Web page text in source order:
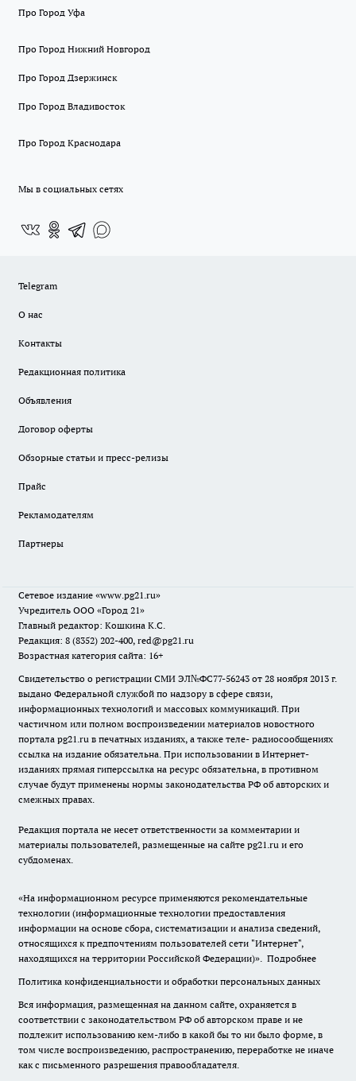
Про Город Уфа
Про Город Нижний Новгород
Про Город Дзержинск
Про Город Владивосток
Про Город Краснодара
Мы в социальных сетях
Telegram
О нас
Контакты
Редакционная политика
Объявления
Договор оферты
Обзорные статьи и пресс-релизы
Прайс
Рекламодателям
Партнеры
Сетевое издание «www.pg21.ru»
Учредитель ООО «Город 21»
Главный редактор: Кошкина К.С.
Редакция: 8 (8352) 202-400, red@pg21.ru
Возрастная категория сайта: 16+
Свидетельство о регистрации СМИ ЭЛ№ФС77-56243 от 28 ноября 2013 г.
выдано Федеральной службой по надзору в сфере связи,
информационных технологий и массовых коммуникаций. При
частичном или полном воспроизведении материалов новостного
портала pg21.ru в печатных изданиях, а также теле- радиосообщениях
ссылка на издание обязательна. При использовании в Интернет-
изданиях прямая гиперссылка на ресурс обязательна, в противном
случае будут применены нормы законодательства РФ об авторских и
смежных правах.
Редакция портала не несет ответственности за комментарии и
материалы пользователей, размещенные на сайте pg21.ru и его
субдоменах.
«На информационном ресурсе применяются рекомендательные
технологии (информационные технологии предоставления
информации на основе сбора, систематизации и анализа сведений,
относящихся к предпочтениям пользователей сети "Интернет",
находящихся на территории Российской Федерации)». Подробнее
Политика конфиденциальности и обработки персональных данных
Вся информация, размещенная на данном сайте, охраняется в
соответствии с законодательством РФ об авторском праве и не
подлежит использованию кем-либо в какой бы то ни было форме, в
том числе воспроизведению, распространению, переработке не иначе
как с письменного разрешения правообладателя.